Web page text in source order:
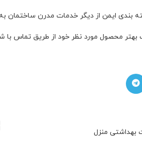
بندی ایمن از دیگر خدمات مدرن ساختمان
بهتر محصول مورد نظر خود از طریق تماس
بهداشتی منزل